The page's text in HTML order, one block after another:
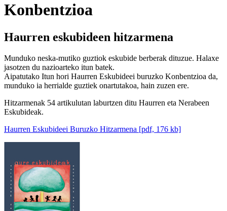
Konbentzioa
Haurren eskubideen hitzarmena
Munduko neska-mutiko guztiok eskubide berberak dituzue. Halaxe
jasotzen du nazioarteko itun batek.
Aipatutako Itun hori Haurren Eskubideei buruzko Konbentzioa da,
munduko ia herrialde guztiek onartutakoa, hain zuzen ere.
Hitzarmenak 54 artikulutan laburtzen ditu Haurren eta Nerabeen
Eskubideak.
Haurren Eskubideei Buruzko Hitzarmena [pdf, 176 kb]